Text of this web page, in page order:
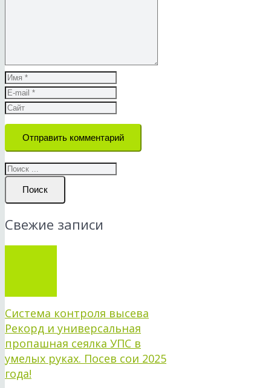
Отправить комментарий
Поиск
Свежие записи
Система контроля высева
Рекорд и универсальная
пропашная сеялка УПС в
умелых руках. Посев сои 2025
года!